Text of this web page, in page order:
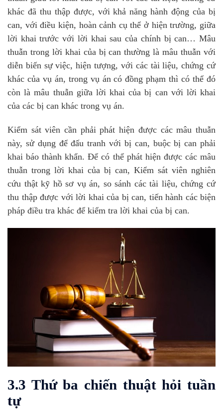
khác đã thu thập được, với khả năng hành động của bị
can, với điều kiện, hoàn cảnh cụ thể ở hiện trường, giữa
lời khai trước với lời khai sau của chính bị can… Mâu
thuẫn trong lời khai của bị can thường là mâu thuẫn với
diễn biến sự việc, hiện tượng, với các tài liệu, chứng cứ
khác của vụ án, trong vụ án có đồng phạm thì có thể đó
còn là mâu thuẫn giữa lời khai của bị can với lời khai
của các bị can khác trong vụ án.
Kiểm sát viên cần phải phát hiện được các mâu thuẫn
này, sử dụng để đấu tranh với bị can, buộc bị can phải
khai báo thành khẩn. Để có thể phát hiện được các mâu
thuẫn trong lời khai của bị can, Kiểm sát viên nghiên
cứu thật kỹ hồ sơ vụ án, so sánh các tài liệu, chứng cứ
thu thập được với lời khai của bị can, tiến hành các biện
pháp điều tra khác để kiểm tra lời khai của bị can.
3.3 Thứ ba chiến thuật hỏi tuần
tự